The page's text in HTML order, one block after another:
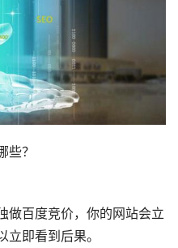
些？
做百度竞价，你的网站会立
即看到后果。